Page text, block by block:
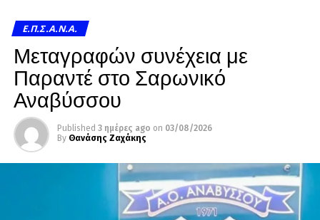
Ε.Π.Σ.Α.Ν.Α.
Μεταγραφών συνέχεια με
Παραντέ στο Σαρωνικό
Αναβύσσου
Published 3 ημέρες ago on 03/08/2026
By Θανάσης Ζαχάκης